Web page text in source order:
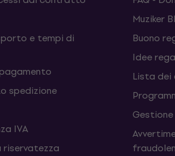
e tempi di
spedizione
IVA
Muziker
Buono
Idee
Lista dei